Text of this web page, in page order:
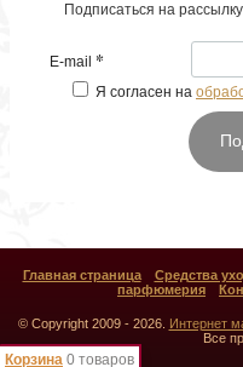
Корзина 0 товаров
Подписаться на
E-mail *
Я согласен на
Главная страница Средства
парфюмерия
© Copyright 2009 - 2026. Интернет
Все